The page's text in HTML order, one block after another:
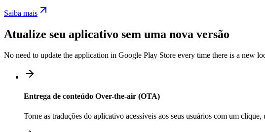
Saiba mais
Atualize seu aplicativo sem uma nova versão
No need to update the application in Google Play Store every time there is a
Entrega de conteúdo Over-the-air (OTA)
Torne as traduções do aplicativo acessíveis aos seus usuários com um